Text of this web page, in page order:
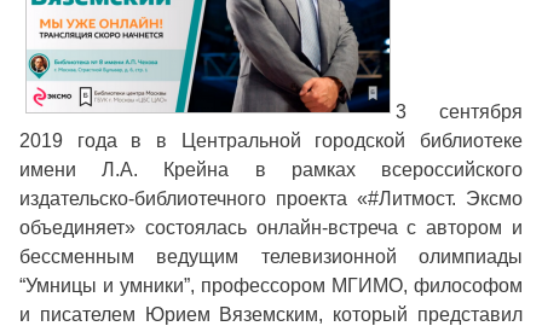
3 сентября
2019 года в в Центральной городской библиотеке
имени Л.А. Крейна в рамках всероссийского
издательско-библиотечного проекта «#Литмост. Эксмо
объединяет» состоялась онлайн-встреча с автором и
бессменным ведущим телевизионной олимпиады
“Умницы и умники”, профессором МГИМО, философом
и писателем Юрием Вяземским, который представил